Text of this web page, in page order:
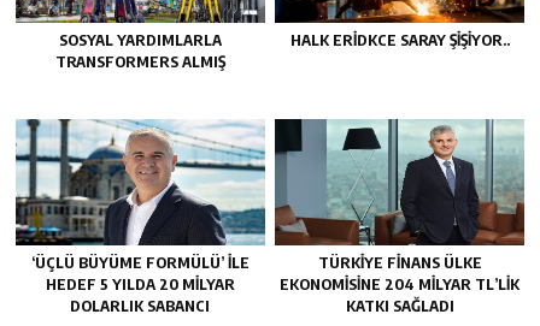
SOSYAL YARDIMLARLA
TRANSFORMERS ALMIŞ
HALK ERIDKCE SARAY ŞIŞIYOR..
‘ÜÇLÜ BÜYÜME FORMÜLÜ’ ILE
HEDEF 5 YILDA 20 MILYAR
DOLARLIK SABANCI
TÜRKIYE FINANS ÜLKE
EKONOMISINE 204 MILYAR TL’LIK
KATKI SAĞLADI